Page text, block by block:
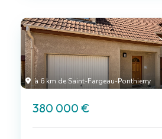
à 6 km de Saint-Fargeau-Ponthierry
380 000 €